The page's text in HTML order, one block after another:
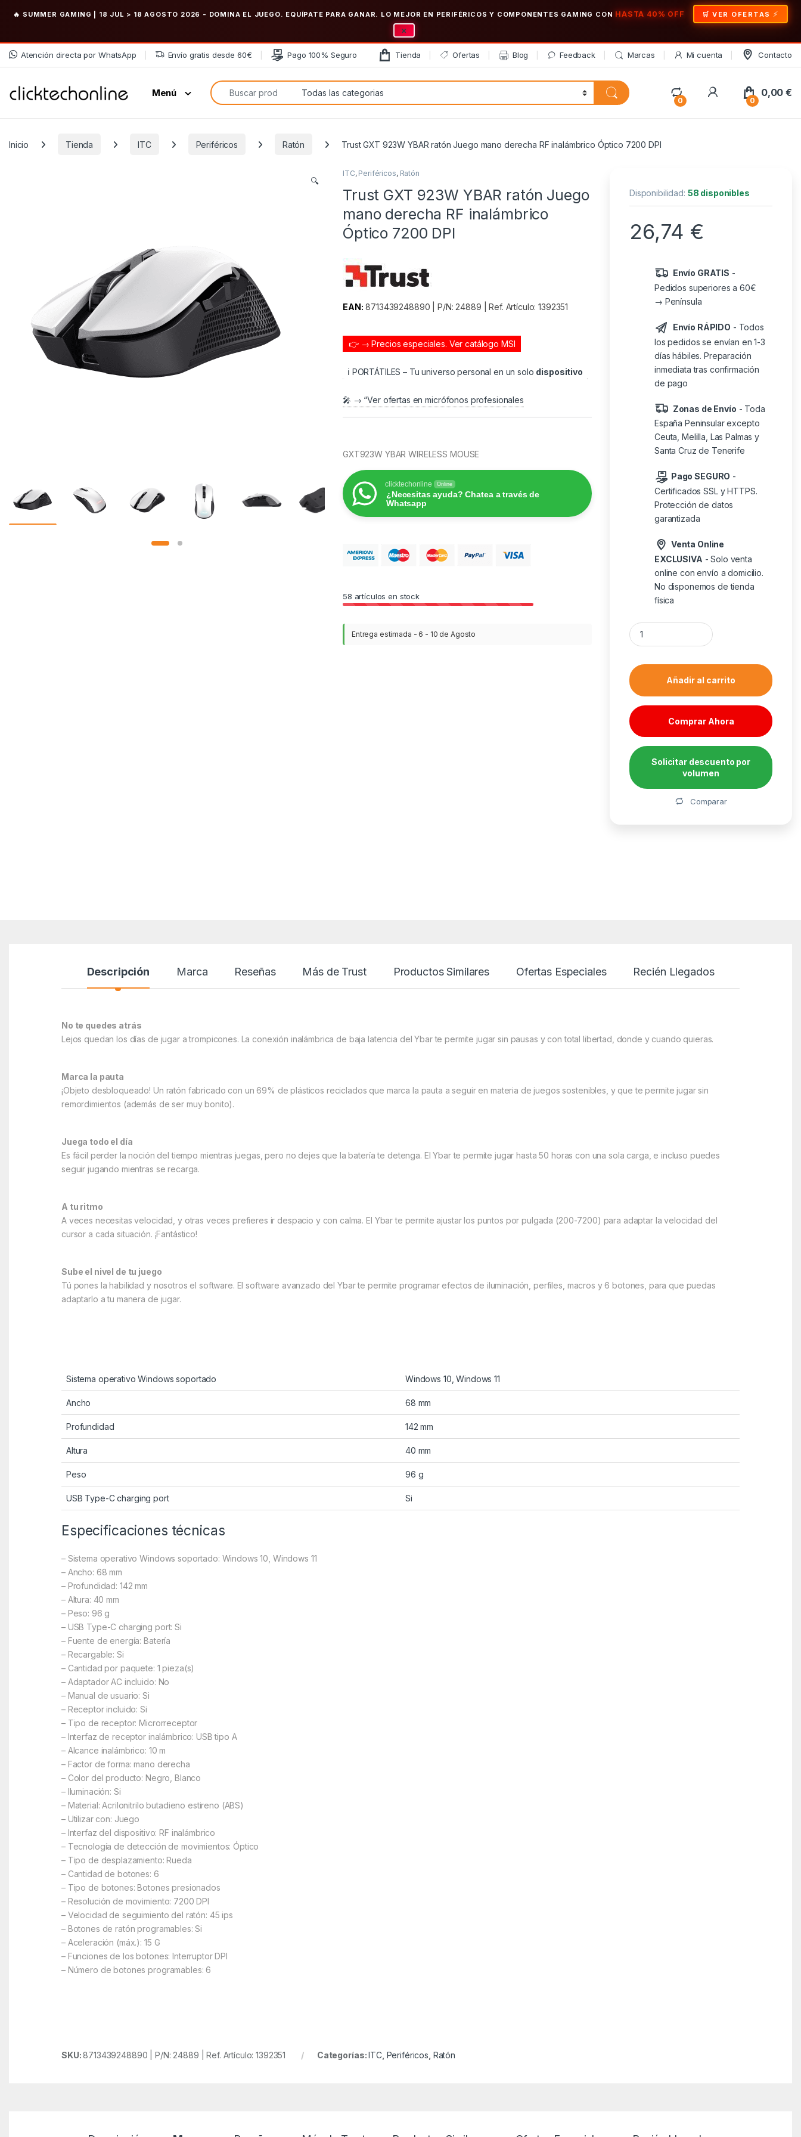
🔥 SUMMER GAMING | 18 JUL > 18 AGOSTO 2026 - DOMINA EL JUEGO. EQUÍPATE PARA GANAR. LO MEJOR EN PERIFÉRICOS Y COMPONENTES GAMING CON HASTA 40% OFF 🛒 VER OFERTAS
×
Saltar a la navegación
Saltar al contenido
Atención directa por WhatsApp Envío gratis desde 60€ Pago 100% Seguro Tienda Ofertas Blog Feedback Marcas Mi cuenta Contacto
Menú
Búsqueda de:
0
My Account
0
0,00€
Inicio Tienda ITC Periféricos Ratón Trust GXT 923W YBAR ratón Juego mano derecha RF inalámbrico Óptico 7200 DPI
🔍
ITC, Periféricos, Ratón
Trust GXT 923W YBAR ratón Juego
mano derecha RF inalámbrico
Óptico 7200 DPI
EAN: 8713439248890 | P/N: 24889 | Ref. Artículo: 1392351
👉 → Precios especiales. Ver catálogo MSI
ℹ️ PORTÁTILES – Tu universo personal en un solo dispositivo
🎤 → “Ver ofertas en micrófonos profesionales
GXT923W YBAR WIRELESS MOUSE
clicktechonline Online
¿Necesitas ayuda? Chatea a través de
Whatsapp
58 artículos en stock
Entrega estimada - 6 - 10 de Agosto
Disponibilidad: 58 disponibles
26,74 €
Envío GRATIS -
Pedidos superiores a 60€
→ Península
Envío RÁPIDO - Todos
los pedidos se envían en 1-3
días hábiles. Preparación
inmediata tras confirmación
de pago
Zonas de Envío - Toda
España Peninsular excepto
Ceuta, Melilla, Las Palmas y
Santa Cruz de Tenerife
Pago SEGURO -
Certificados SSL y HTTPS.
Protección de datos
garantizada
Venta Online
EXCLUSIVA - Solo venta
online con envío a domicilio.
No disponemos de tienda
física
Trust GXT 923W YBAR ratón Juego mano
Añadir al carrito
Comprar Ahora
Solicitar descuento por
volumen
Comparar
Descripción Marca Reseñas Más de Trust Productos Similares Ofertas Especiales Recién Llegados
No te quedes atrás
Lejos quedan los días de jugar a trompicones. La conexión inalámbrica de baja latencia del Ybar te permite jugar sin pausas y con total libertad, donde y cuando quieras.
Marca la pauta
¡Objeto desbloqueado! Un ratón fabricado con un 69% de plásticos reciclados que marca la pauta a seguir en materia de juegos sostenibles, y que te permite jugar sin
remordimientos (además de ser muy bonito).
Juega todo el día
Es fácil perder la noción del tiempo mientras juegas, pero no dejes que la batería te detenga. El Ybar te permite jugar hasta 50 horas con una sola carga, e incluso puedes
seguir jugando mientras se recarga.
A tu ritmo
A veces necesitas velocidad, y otras veces prefieres ir despacio y con calma. El Ybar te permite ajustar los puntos por pulgada (200-7200) para adaptar la velocidad del
cursor a cada situación. ¡Fantástico!
Sube el nivel de tu juego
Tú pones la habilidad y nosotros el software. El software avanzado del Ybar te permite programar efectos de iluminación, perfiles, macros y 6 botones, para que puedas
adaptarlo a tu manera de jugar.
Sistema operativo Windows soportado Windows 10, Windows 11
Ancho 68 mm
Profundidad 142 mm
Altura 40 mm
Peso 96 g
USB Type-C charging port Si
Especificaciones técnicas
– Sistema operativo Windows soportado: Windows 10, Windows 11
– Ancho: 68 mm
– Profundidad: 142 mm
– Altura: 40 mm
– Peso: 96 g
– USB Type-C charging port: Si
– Fuente de energía: Batería
– Recargable: Si
– Cantidad por paquete: 1 pieza(s)
– Adaptador AC incluido: No
– Manual de usuario: Si
– Receptor incluido: Si
– Tipo de receptor: Microrreceptor
– Interfaz de receptor inalámbrico: USB tipo A
– Alcance inalámbrico: 10 m
– Factor de forma: mano derecha
– Color del producto: Negro, Blanco
– Iluminación: Si
– Material: Acrilonitrilo butadieno estireno (ABS)
– Utilizar con: Juego
– Interfaz del dispositivo: RF inalámbrico
– Tecnología de detección de movimientos: Óptico
– Tipo de desplazamiento: Rueda
– Cantidad de botones: 6
– Tipo de botones: Botones presionados
– Resolución de movimiento: 7200 DPI
– Velocidad de seguimiento del ratón: 45 ips
– Botones de ratón programables: Si
– Aceleración (máx.): 15 G
– Funciones de los botones: Interruptor DPI
– Número de botones programables: 6
SKU:8713439248890 | P/N: 24889 | Ref. Artículo: 1392351 Categorías:ITC, Periféricos Ratón